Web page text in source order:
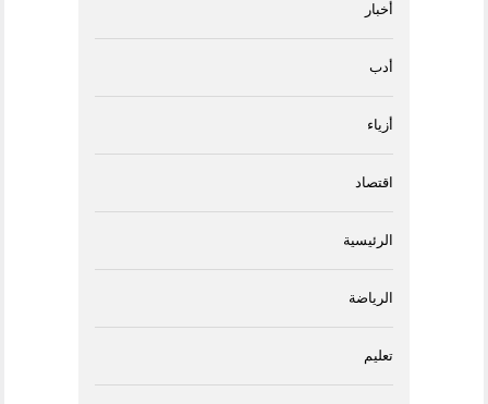
أخبار
أدب
أزياء
اقتصاد
الرئيسية
الرياضة
تعليم